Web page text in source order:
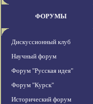
ФОРУМЫ
Дискуссионный клуб
Научный форум
Форум "Русская идея"
Форум "Курск"
Исторический форум